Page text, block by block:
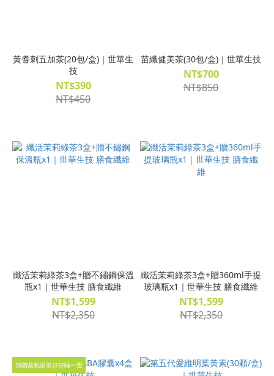
黃耆刺五加茶(20包/盒)｜世華生
技
NT$390
NT$450
苗纖健美茶(30包/盒)｜世華生技
NT$700
NT$850
纖活茉莉綠茶3盒+贈不鏽鋼保溫
瓶x1｜世華生技 膳食纖維
NT$1,599
NT$2,350
纖活茉莉綠茶3盒+贈360ml手提
玻璃瓶x1｜世華生技 膳食纖維
NT$1,599
NT$2,350
加贈蒸氣眼罩好好睡一覺